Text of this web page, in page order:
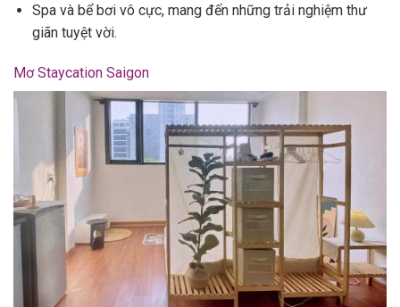
Spa và bể bơi vô cực, mang đến những trải nghiệm thư
giãn tuyệt vời.
Mơ Staycation Saigon